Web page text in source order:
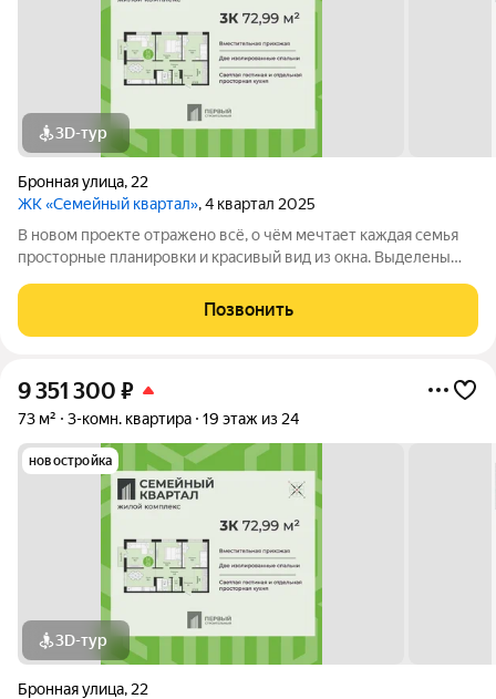
3D-тур
Бронная улица, 22
ЖК «Семейный квартал», 4 квартал 2025
В новом проекте отражено всё, о чём мечтает каждая семья
просторные планировки и красивый вид из окна. Выделены
уютная придомовая территория, где каждому найдётся место,
а также приятная
Позвонить
9 351 300 ₽
73 м² 3-комн. квартира 19 этаж из 24
новостройка
3D-тур
Бронная улица, 22